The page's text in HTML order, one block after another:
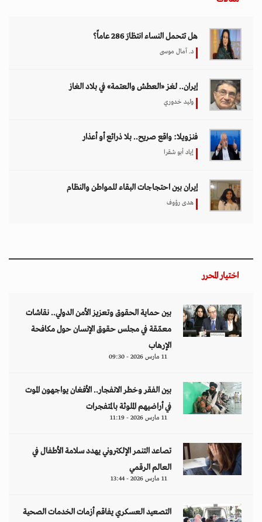
هل تتحمل النساء انتظارَ 286 عاماً؟
د. آمال موسى
إيران.. لغز «العطش والعتمة» في بلاد الغاز
وليد خدوري
فنزويلا: واقع صريح.. بلا ذرائع أو أعذار
إياد أبو شقرا
إيران بين احتجاجات البقاء للمواطن والنظام
هدى رؤوف
اختيار المحرر
بين حماية الحقوق وتعزيز الأمن الدولي.. نقاشات
معمّقة في مجلس حقوق الإنسان حول مكافحة
الإرهاب
11 مارس 2026 - 09:30
بين الفقر وخطر الانفجار.. الأفغان يواجهون الموت
في أراضيهم الملوثة بالمتفجرات
11 مارس 2026 - 11:19
تصاعد التنمر الإلكتروني يهدد سلامة الأطفال في
العالم الرقمي
11 مارس 2026 - 13:44
التصعيد العسكري يفاقم أزمات الخدمات الصحية